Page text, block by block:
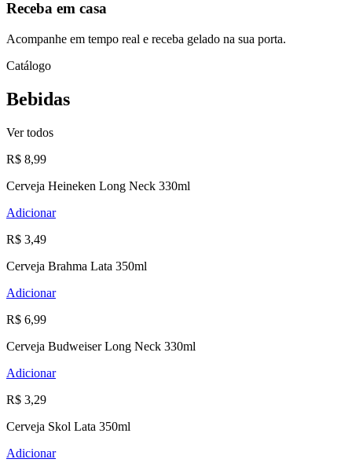
Receba em casa
Acompanhe em tempo real e receba gelado na sua porta.
Catálogo
Bebidas
Ver todos
R$ 8,99
Cerveja Heineken Long Neck 330ml
Adicionar
R$ 3,49
Cerveja Brahma Lata 350ml
Adicionar
R$ 6,99
Cerveja Budweiser Long Neck 330ml
Adicionar
R$ 3,29
Cerveja Skol Lata 350ml
Adicionar